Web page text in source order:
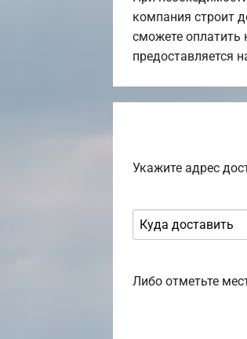
компания строит
сможете оплатить
предоставляется
Укажите адрес
Либо отметьте